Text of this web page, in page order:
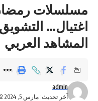
مسلسلات
اغتيال… التشويق
المشاهد العربي
آخر تحديث: مارس 5, 2024 5:32 م
admin